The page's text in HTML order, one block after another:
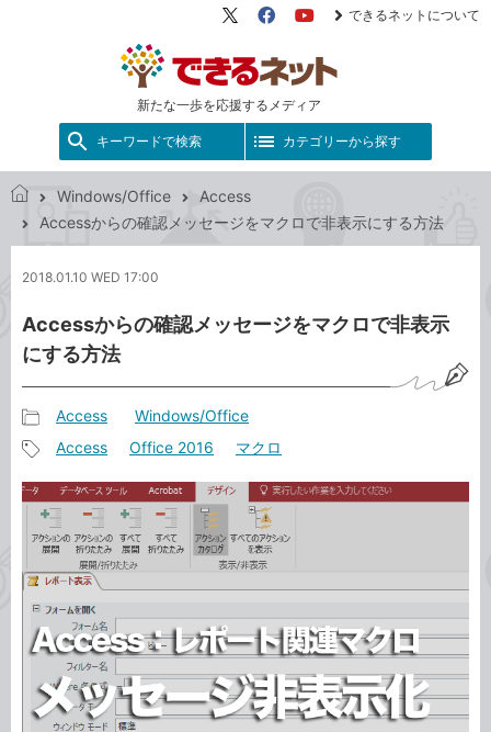
新たな一歩を応援するメディア
X（旧
FacebookYouTube
できるネットについて
キーワードで検索 カテゴリーから探す
で
ネ
ト
Windows/Office
Access
Accessからの確認メッセージをマクロで非表示にする方法
2018.01.10 WED 17:00
Accessからの確認メッセージをマクロで非表示
にする方法
事
カ
テ
ゴ
リ
Access Windows/Office
タ
グ
Access Office 2016 マクロ